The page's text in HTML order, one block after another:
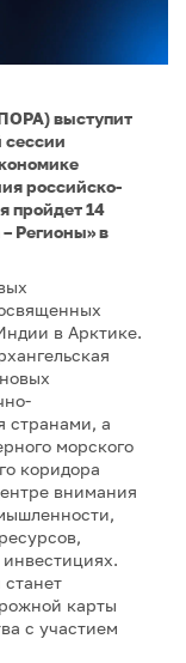
выступит
сессии
российско-
пройдет 14
Регионы» в
в Арктике.
странами, а
морского
коридора
внимания
карты
с участием